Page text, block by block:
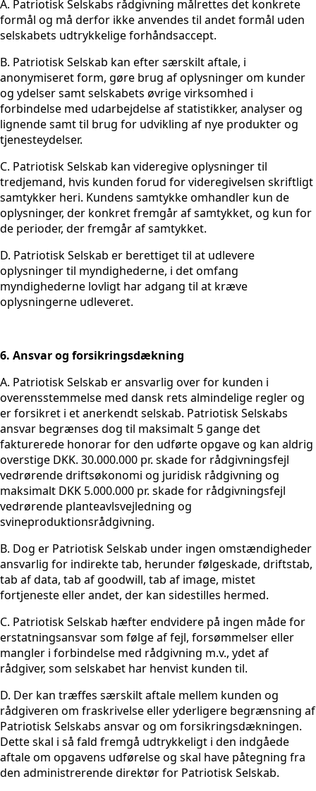
A. Patriotisk Selskabs rådgivning målrettes det konkrete
formål og må derfor ikke anvendes til andet formål uden
selskabets udtrykkelige forhåndsaccept.
B. Patriotisk Selskab kan efter særskilt aftale, i
anonymiseret form, gøre brug af oplysninger om kunder
og ydelser samt selskabets øvrige virksomhed i
forbindelse med udarbejdelse af statistikker, analyser og
lignende samt til brug for udvikling af nye produkter og
tjenesteydelser.
C. Patriotisk Selskab kan videregive oplysninger til
tredjemand, hvis kunden forud for videregivelsen skriftligt
samtykker heri. Kundens samtykke omhandler kun de
oplysninger, der konkret fremgår af samtykket, og kun for
de perioder, der fremgår af samtykket.
D. Patriotisk Selskab er berettiget til at udlevere
oplysninger til myndighederne, i det omfang
myndighederne lovligt har adgang til at kræve
oplysningerne udleveret.
6. Ansvar og forsikringsdækning
A. Patriotisk Selskab er ansvarlig over for kunden i
overensstemmelse med dansk rets almindelige regler og
er forsikret i et anerkendt selskab. Patriotisk Selskabs
ansvar begrænses dog til maksimalt 5 gange det
fakturerede honorar for den udførte opgave og kan aldrig
overstige DKK. 30.000.000 pr. skade for rådgivningsfejl
vedrørende driftsøkonomi og juridisk rådgivning og
maksimalt DKK 5.000.000 pr. skade for rådgivningsfejl
vedrørende planteavlsvejledning og
svineproduktionsrådgivning.
B. Dog er Patriotisk Selskab under ingen omstændigheder
ansvarlig for indirekte tab, herunder følgeskade, driftstab,
tab af data, tab af goodwill, tab af image, mistet
fortjeneste eller andet, der kan sidestilles hermed.
C. Patriotisk Selskab hæfter endvidere på ingen måde for
erstatningsansvar som følge af fejl, forsømmelser eller
mangler i forbindelse med rådgivning m.v., ydet af
rådgiver, som selskabet har henvist kunden til.
D. Der kan træffes særskilt aftale mellem kunden og
rådgiveren om fraskrivelse eller yderligere begrænsning af
Patriotisk Selskabs ansvar og om forsikringsdækningen.
Dette skal i så fald fremgå udtrykkeligt i den indgåede
aftale om opgavens udførelse og skal have påtegning fra
den administrerende direktør for Patriotisk Selskab.